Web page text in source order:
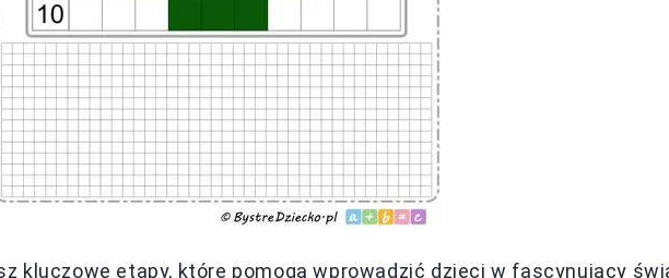
kluczowe etapy, które pomogą wprowadzić dzieci w fascynujący